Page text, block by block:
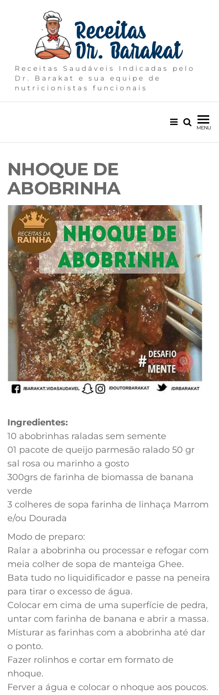
Receitas Saudáveis Indicadas pelo
Dr. Barakat e sua equipe de
nutricionistas funcionais
MENU
NHOQUE DE
ABOBRINHA
Ingredientes:
10 abobrinhas raladas sem semente
01 pacote de queijo parmesão ralado 50 gr
sal rosa ou marinho a gosto
300grs de farinha de biomassa de banana
verde
3 colheres de sopa farinha de linhaça Marrom
e/ou Dourada
Modo de preparo:
Ralar a abobrinha ou processar e refogar com
meia colher de sopa de manteiga Ghee.
Bata tudo no liquidificador e passe na peneira
para tirar o excesso de água.
Colocar em cima de uma superfície de pedra,
untar com farinha de banana e abrir a massa.
Misturar as farinhas com a abobrinha até dar
o ponto.
Fazer rolinhos e cortar em formato de
nhoque.
Ferver a água e colocar o nhoque aos poucos.